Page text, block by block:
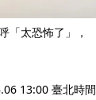
「太恐怖了」，
13:00 臺北時間